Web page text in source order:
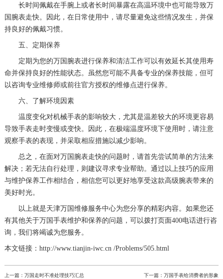
长时间佩戴在手腕上或者长时间暴露在高温环境中也可能导致万
国腕表走快。因此，在日常使用中，请尽量避免这些情况发生，并保
持良好的佩戴习惯。
五、定期保养
定期为您的万国腕表进行保养和清洁工作可以有效延长其使用寿
命并保持良好的性能状态。虽然您可能不具备专业的保养技能，但可
以咨询专业维修师或前往官方授权的维修点进行保养。
六、了解环境因素
温度变化对机械手表的影响较大，尤其是温差较大的环境更容易
导致手表走时变慢或变快。因此，在极端温度环境下使用时，请注意
观察手表的表现，并采取相应措施以减少影响。
总之，在面对万国腕表走快的问题时，请首先尝试简单的方法来
解决；若无法自行处理，则建议寻求专业帮助。通过以上技巧的应用
与维护保养工作相结合，相信您可以更好地享受这款高级腕表带来的
美好时光。
以上就是天津万国维修服务中心为您分享的精彩内容。如果您还
有其他关于万国手表维护和保养的问题，可以拨打页面400电话进行咨
询，我们将竭诚为您服务。
本文链接：http://www.tianjin-iwc.cn /Problems/505.html
上一篇： 万国走时不准处理技巧汇总 下一篇：万国手表给消费者的形象